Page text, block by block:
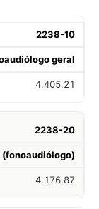
2238-10
geral
4.405,21
2238-20
4.176,87